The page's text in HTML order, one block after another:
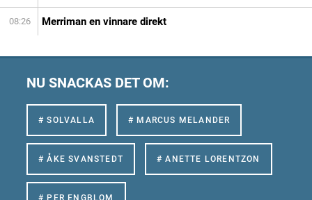
08:26 Merriman en vinnare direkt
NU SNACKAS DET OM:
# SOLVALLA # MARCUS MELANDER
# ÅKE SVANSTEDT # ANETTE LORENTZON
# PER ENGBLOM